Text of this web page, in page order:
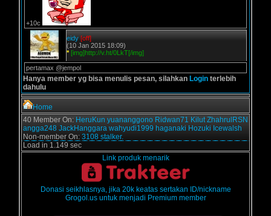
+10c
eidy [off]
(10 Jan 2015 18:09)
* [img]http://v.ht/0LkT[/img]
pertamax @jempol
Hanya member yg bisa menulis pesan, silahkan Login terlebih
dahulu
Home
40 Member On: HeruKun yuananggono Ridwan71 Kilut ZhahrulRSN
angga248 JackHanggara wahyudi1999 haganaki Hozuki Icewalsh
Non-member On: 3108 stalker.
Load in 1.149 sec
Link produk menarik
Donasi seikhlasnya, jika 20k keatas sertakan ID/nickname
Grogol.us untuk menjadi Premium member